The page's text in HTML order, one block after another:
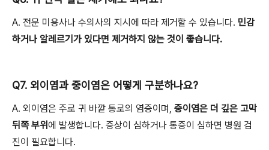
A. 전문 미용사나 수의사의 지시에 따라 제거할 수 있습니다. 민감
하거나 알레르기가 있다면 제거하지 않는 것이 좋습니다.
Q7. 외이염과 중이염은 어떻게 구분하나요?
A. 외이염은 주로 귀 바깥 통로의 염증이며, 중이염은 더 깊은 고막
뒤쪽 부위에 발생합니다. 증상이 심하거나 통증이 심하면 병원 검
진이 필요합니다.